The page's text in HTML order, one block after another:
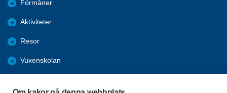
Förmåner
Aktiviteter
Resor
Vuxenskolan